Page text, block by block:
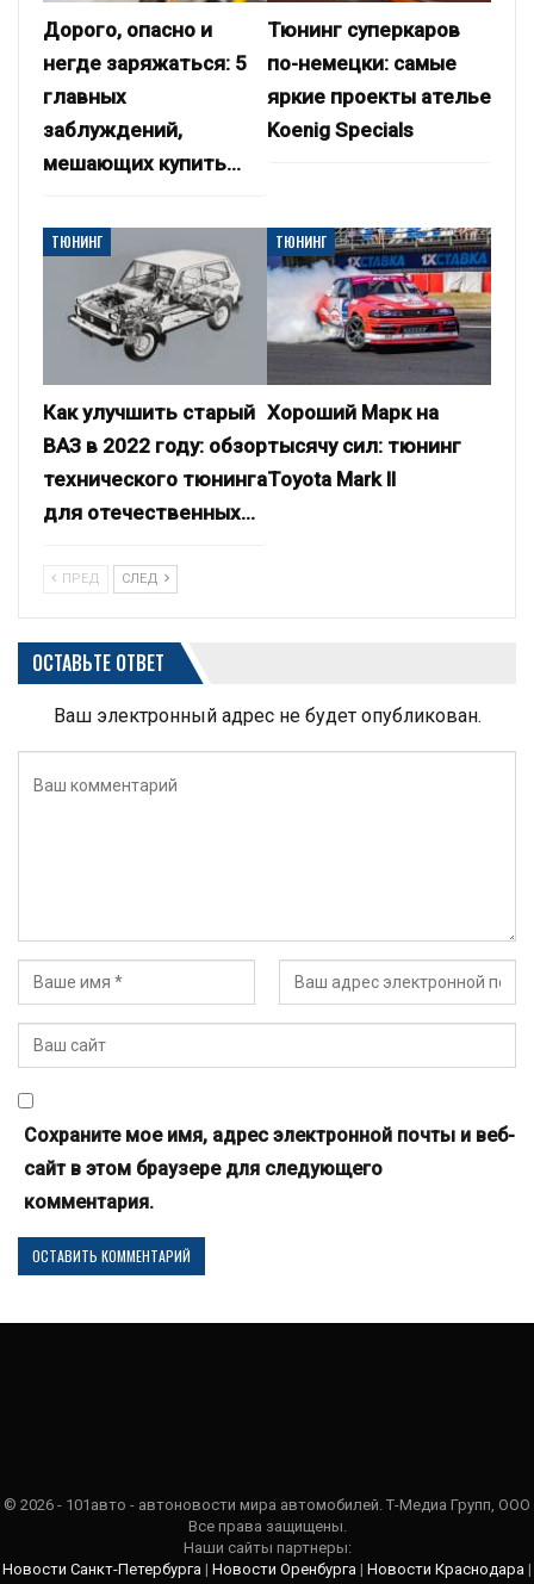
Дорого, опасно и
негде заряжаться: 5
главных
заблуждений,
мешающих купить…
Тюнинг суперкаров
по-немецки: самые
яркие проекты ателье
Koenig Specials
ТЮНИНГ
Как улучшить старый
ВАЗ в 2022 году: обзор
технического тюнинга
для отечественных…
ТЮНИНГ
Хороший Марк на
тысячу сил: тюнинг
Toyota Mark II
ПРЕД СЛЕД
ОСТАВЬТЕ ОТВЕТ
Ваш электронный адрес не будет опубликован.
Сохраните мое имя, адрес электронной почты и веб-
сайт в этом браузере для следующего
комментария.
© 2026 - 101авто - автоновости мира автомобилей. Т-Медиа Групп, ООО
Все права защищены.
Наши сайты партнеры:
Новости Санкт-Петербурга | Новости Оренбурга | Новости Краснодара |